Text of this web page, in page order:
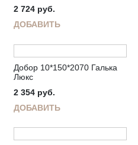
2 724 руб.
ДОБАВИТЬ
Добор 10*150*2070 Галька
Люкс
2 354 руб.
ДОБАВИТЬ